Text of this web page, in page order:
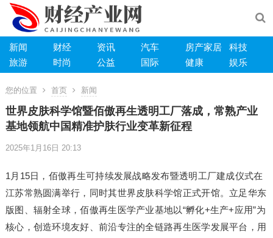
新闻 财经 资讯 汽车 房产家居
科技
旅游
时尚 公益 国际 健康 娱乐
您的位置 首页 新闻
世界皮肤科学馆暨佰傲再生透明工厂落成，常熟产业
基地领航中国精准护肤行业变革新征程
2025年1月16日 20:13
1月15日，佰傲再生可持续发展战略发布暨透明工厂建成仪式在
江苏常熟圆满举行，同时其世界皮肤科学馆正式开馆。立足华东
版图、辐射全球，佰傲再生医学产业基地以“孵化+生产+应用”为
核心，创造环境友好、前沿专注的全链路再生医学发展平台，用